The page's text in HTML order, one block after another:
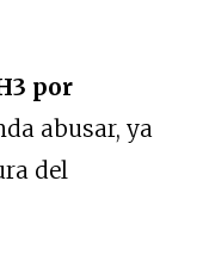
por
abusar, ya
del